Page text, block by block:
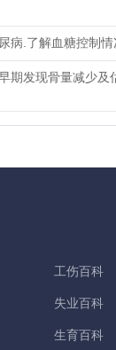
病.了解血糖控制
期发现骨量减少
工伤百科
失业百科
生育百科